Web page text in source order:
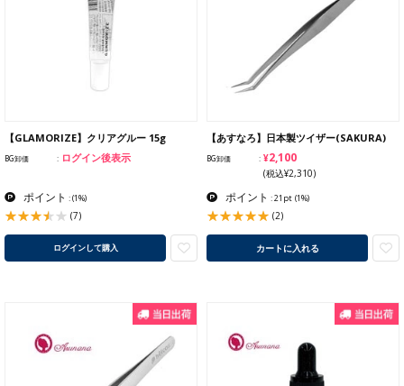
【GLAMORIZE】クリアグルー 15g
BG卸価 ログイン後表示
ポイント :(1%)
(7)
ログインして購入
【あすなろ】日本製ツイザー(SAKURA)
BG卸価 ¥2,100
(税込¥2,310)
ポイント : 21pt (1%)
(2)
カートに入れる